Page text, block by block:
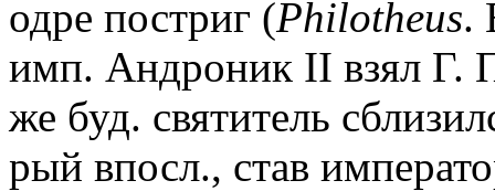
одре постриг (Philotheus.
имп. Андроник II взял Г.
же буд. святитель
рый впосл., став